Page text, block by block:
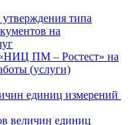
типа
на
ПМ – Ростест» на
(услуги)
единиц измерений
величин единиц